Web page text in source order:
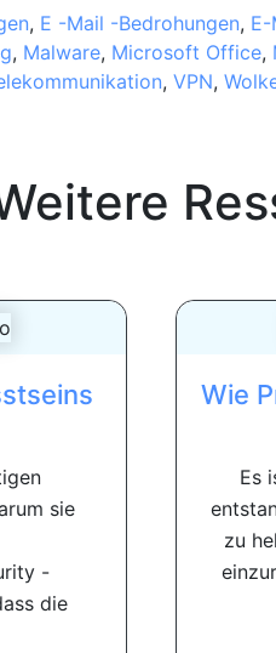
, E -Mail -Bedrohungen,
, Malware, Microsoft Office,
, VPN,
sie
-
die
Wie
Es
zu